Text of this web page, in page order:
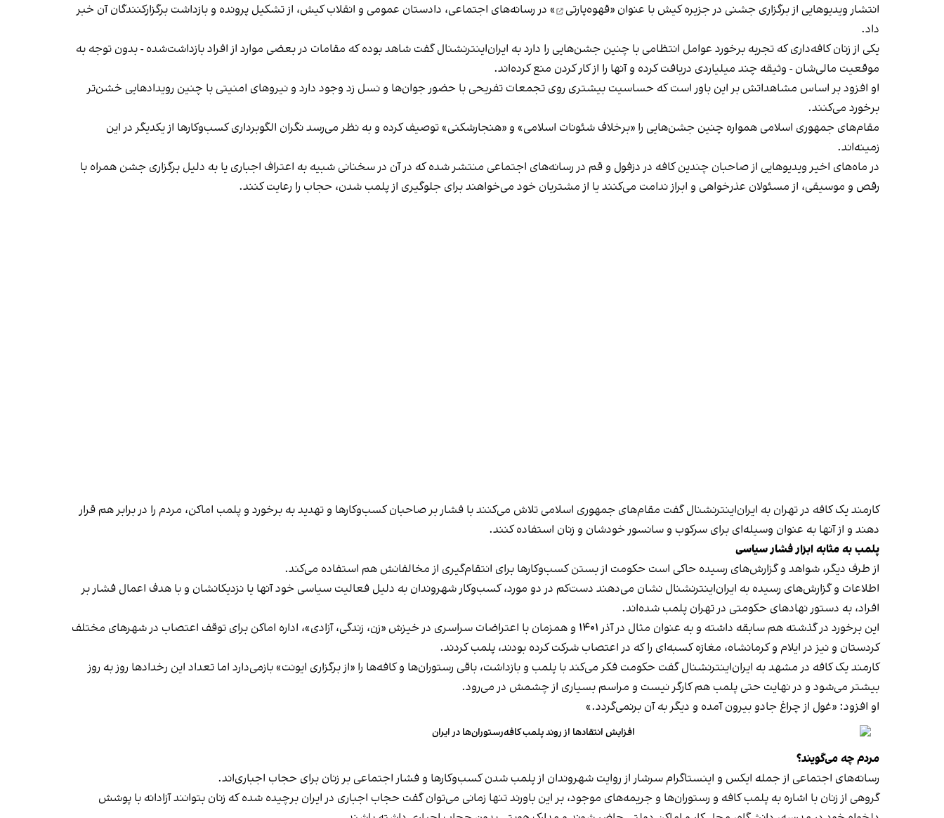
انتشار ویدیوهایی از برگزاری جشنی در جزیره کیش با عنوان «قهوه‌پارتی
» در رسانه‌های اجتماعی، دادستان عمومی و انقلاب کیش، از تشکیل پرونده و بازداشت برگزارکنندگان آن خبر
داد.
یکی از زنان کافه‌داری که تجربه برخورد عوامل انتظامی با چنین جشن‌هایی را دارد به ایران‌اینترنشنال گفت شاهد بوده که مقامات در بعضی موارد از افراد بازداشت‌‌شده - بدون توجه به
موقعیت مالی‌شان - وثیقه چند میلیاردی دریافت کرده و آنها را از کار کردن منع کرده‌اند.
او افزود بر اساس مشاهداتش بر این باور است که حساسیت بیشتری روی تجمعات تفریحی با حضور جوان‌ها و نسل زد وجود دارد و نیروهای امنیتی با چنین رویدادهایی خشن‌تر
برخورد می‌کنند.
مقام‌های جمهوری اسلامی همواره چنین جشن‌هایی را «برخلاف شئونات اسلامی» و «هنجارشکنی» توصیف کرده و به نظر می‌رسد نگران الگوبرداری کسب‌وکارها از یکدیگر در این
زمینه‌اند.
در ماه‌های اخیر ویدیوهایی از صاحبان چندین کافه در دزفول و قم در رسانه‌های اجتماعی منتشر شده که در آن در سخنانی شبیه به اعتراف اجباری یا به دلیل برگزاری جشن همراه با
رقص و موسیقی، از مسئولان عذرخواهی و ابراز ندامت می‌کنند یا از مشتریان خود می‌خواهند برای جلوگیری از پلمب شدن، حجاب را رعایت کنند.
کارمند یک کافه در تهران به ایران‌اینترنشنال گفت مقام‌های جمهوری اسلامی تلاش می‌کنند با فشار بر صاحبان کسب‌وکارها و تهدید به برخورد و پلمب اماکن، مردم را در برابر هم قرار
دهند و از آنها به عنوان وسیله‌ای برای سرکوب و سانسور خودشان و زنان استفاده کنند.
پلمب به مثابه ابزار فشار سیاسی
از طرف دیگر، شواهد و گزارش‌های رسیده حاکی است حکومت از بستن کسب‌وکارها برای انتقام‌گیری از مخالفانش هم استفاده می‌کند.
اطلاعات و گزارش‌های رسیده به ایران‌اینترنشنال نشان می‌دهند دست‌کم در دو مورد، کسب‌وکار شهروندان به دلیل فعالیت سیاسی خود آنها یا نزدیکانشان و با هدف اعمال فشار بر
افراد، به دستور نهادهای حکومتی در تهران پلمب شده‌اند.
این برخورد در گذشته هم سابقه داشته و به عنوان مثال در آذر ۱۴۰۱ و همزمان با اعتراضات سراسری در خیزش «زن، زندگی، آزادی»، اداره اماکن برای توقف اعتصاب در شهرهای مختلف
کردستان و نیز در ایلام و کرمانشاه، مغازه کسبه‌ای را که در اعتصاب شرکت کرده بودند، پلمب کردند.
کارمند یک کافه در مشهد به ایران‌اینترنشنال گفت حکومت فکر می‌کند با پلمب و بازداشت، باقی رستوران‌ها و کافه‌ها را «از برگزاری ایونت» بازمی‌دارد اما تعداد این رخدادها روز به روز
بیشتر می‌شود و در نهایت حتی پلمب هم کارگر نیست و مراسم بسیاری از چشمش در می‌رود.
او افزود: «غول از چراغ جادو بیرون آمده و دیگر به آن برنمی‎‌گردد.»
افزایش انتقادها از روند پلمب کافه‌رستوران‌ها در ایران
مردم چه می‌گویند؟
رسانه‎‌های اجتماعی از جمله ایکس و اینستاگرام سرشار از روایت شهروندان از پلمب شدن کسب‌وکارها و فشار اجتماعی بر زنان برای حجاب اجباری‌اند.
گروهی از زنان با اشاره به پلمب کافه و رستوران‌ها و جریمه‌های موجود، بر این باورند تنها زمانی می‌توان گفت حجاب اجباری در ایران برچیده شده که زنان بتوانند آزادانه با پوشش